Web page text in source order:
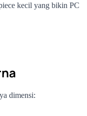
kecil yang bikin PC
dimensi: